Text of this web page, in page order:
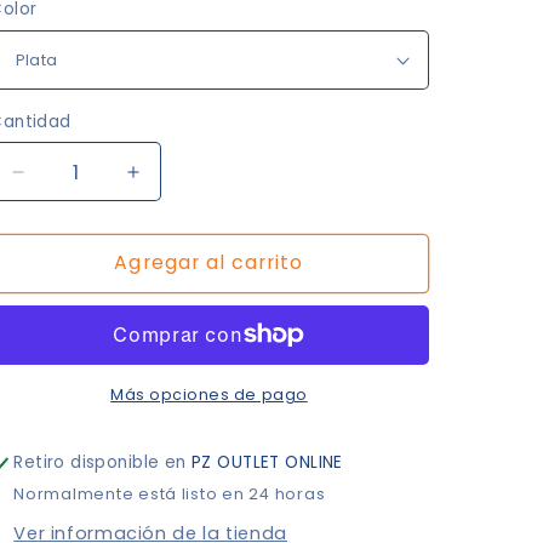
Reducir
cantidad
para
Aumentar
cantidad
para
Vida
Agregar al carrito
Más opciones de pago
Retiro disponible enPZ OUTLET ONLINE
Normalmente está listo en 24 horas
Ver información de la tienda